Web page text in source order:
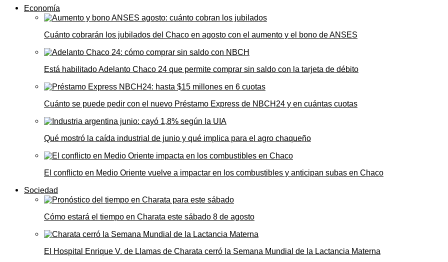
Economía
Cuánto cobrarán los jubilados del Chaco en agosto con el aumento y el bono de ANSES
Está habilitado Adelanto Chaco 24 que permite comprar sin saldo con la tarjeta de débito
Cuánto se puede pedir con el nuevo Préstamo Express de NBCH24 y en cuántas cuotas
Qué mostró la caída industrial de junio y qué implica para el agro chaqueño
El conflicto en Medio Oriente vuelve a impactar en los combustibles y anticipan subas en Chaco
Sociedad
Cómo estará el tiempo en Charata este sábado 8 de agosto
El Hospital Enrique V. de Llamas de Charata cerró la Semana Mundial de la Lactancia Materna